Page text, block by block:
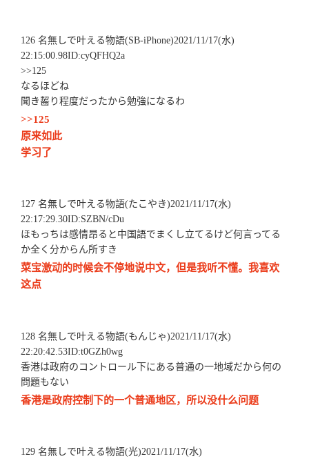
126 名無しで叶える物語(SB-iPhone)2021/11/17(水)
22:15:00.98ID:cyQFHQ2a
>>125
なるほどね
聞き齧り程度だったから勉強になるわ
>>125
原来如此
学习了
127 名無しで叶える物語(たこやき)2021/11/17(水)
22:17:29.30ID:SZBN/cDu
ほもっちは感情昂ると中国語でまくし立てるけど何言ってる
か全く分からん所すき
菜宝激动的时候会不停地说中文，但是我听不懂。我喜欢
这点
128 名無しで叶える物語(もんじゃ)2021/11/17(水)
22:20:42.53ID:t0GZh0wg
香港は政府のコントロール下にある普通の一地域だから何の
問題もない
香港是政府控制下的一个普通地区，所以没什么问题
129 名無しで叶える物語(光)2021/11/17(水)